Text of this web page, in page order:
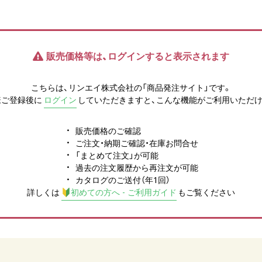
販売価格等は、ログインすると表示されます
こちらは、リンエイ株式会社の「商品発注サイト」です。
登録後に ログイン していただきますと、こんな機能がご利用いただ
販売価格のご確認
ご注文・納期ご確認・在庫お問合せ
「まとめて注文」が可能
過去の注文履歴から再注文が可能
カタログのご送付（年1回）
詳しくは
初めての方へ - ご利用ガイド もご覧ください